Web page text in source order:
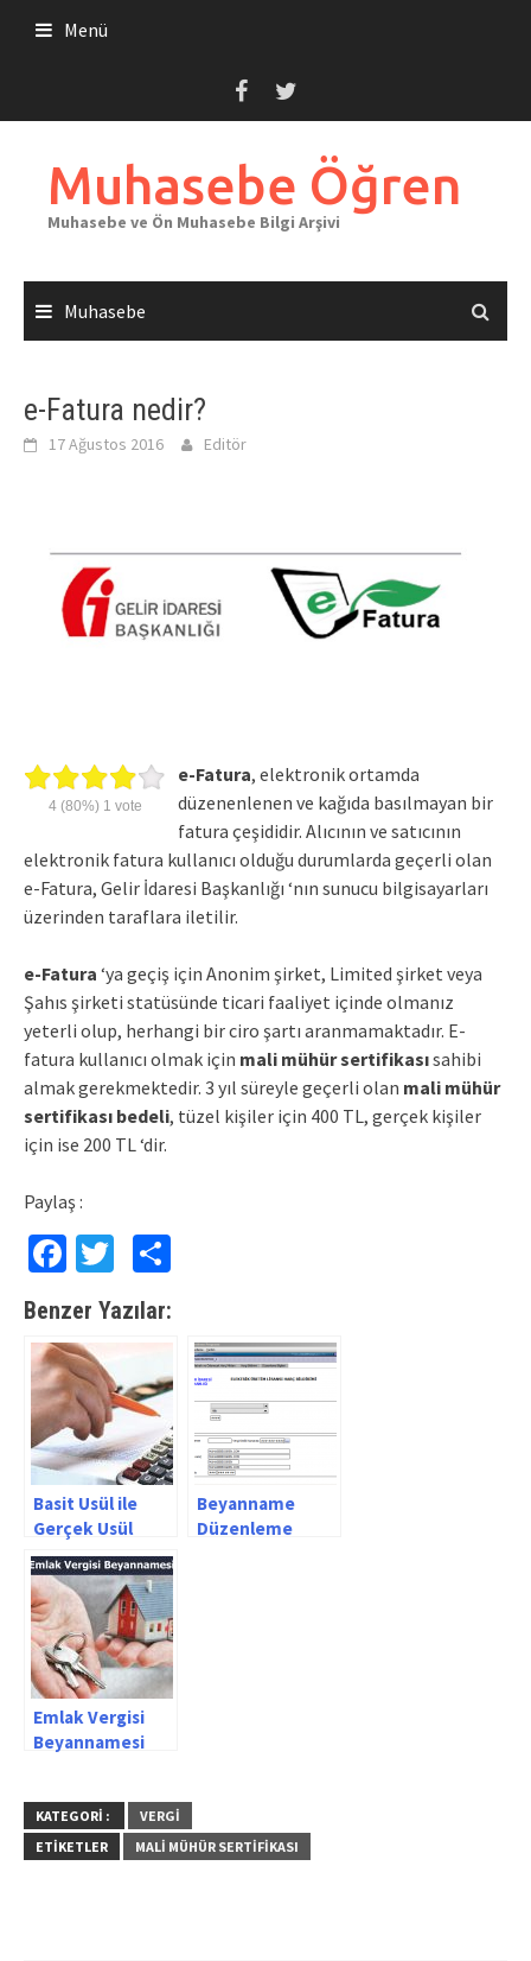
Menü
Muhasebe Öğren
Muhasebe ve Ön Muhasebe Bilgi Arşivi
Muhasebe
e-Fatura nedir?
17 Ağustos 2016 Editör
4(80%) 1 vote
e-Fatura, elektronik ortamda
düzenenlenen ve kağıda basılmayan bir
fatura çeşididir. Alıcının ve satıcının
elektronik fatura kullanıcı olduğu durumlarda geçerli olan
e-Fatura, Gelir İdaresi Başkanlığı ‘nın sunucu bilgisayarları
üzerinden taraflara iletilir.
e-Fatura ‘ya geçiş için Anonim şirket, Limited şirket veya
Şahıs şirketi statüsünde ticari faaliyet içinde olmanız
yeterli olup, herhangi bir ciro şartı aranmamaktadır. E-
fatura kullanıcı olmak için mali mühür sertifikasısahibi
almak gerekmektedir. 3 yıl süreyle geçerli olan mali mühür
sertifikası bedeli, tüzel kişiler için 400 TL, gerçek kişiler
için ise 200 TL ‘dir.
Paylaş :
Facebook
Twitter
Benzer Yazılar:
Basit Usül ile
Gerçek Usül
Arasındaki Fark
Beyanname
Düzenleme
Emlak Vergisi
Beyannamesi
KATEGORI :
VERGI
ETIKETLER
MALI MÜHÜR SERTIFIKASI